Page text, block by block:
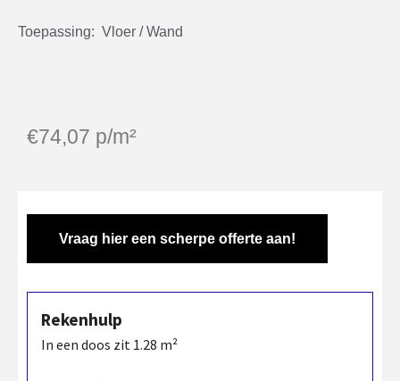
Toepassing: Vloer / Wand
€74,07 p/m²
Vraag hier een scherpe offerte aan!
Rekenhulp
In een doos zit 1.28 m²